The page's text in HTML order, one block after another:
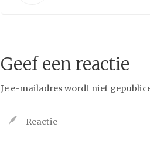
Geef een reactie
Je e-mailadres wordt niet